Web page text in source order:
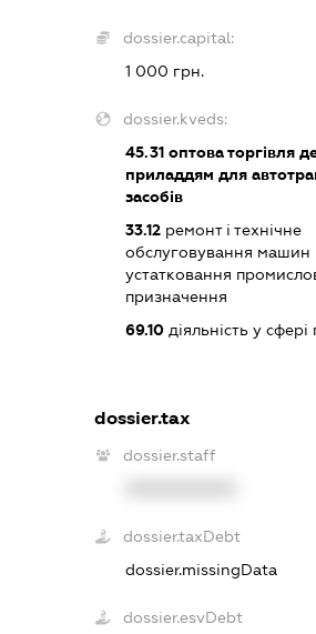
dossier.capital:
1 000 грн.
dossier.kveds:
45.31 оптова торгівля
приладдям для
засобів
33.12 ремонт і технічне
обслуговування машин
устатковання
призначення
69.10 діяльність у сфері
dossier.tax
dossier.staff
dossier.taxDebt
dossier.missingData
dossier.esvDebt